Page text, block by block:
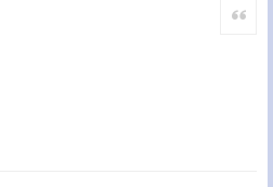
Citar